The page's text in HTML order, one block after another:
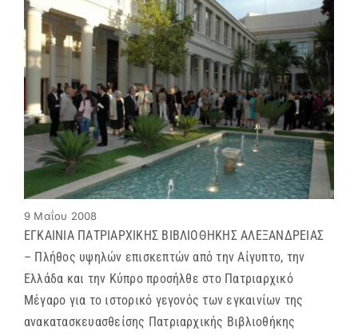
ΜΗΤΡΟΠΟΛΕΙΣ & ΕΠΙΣΚΟΠΕΣ
MEDIA
ΕΝΗΜΕΡΩΣΗ
ΣΥΝΔΕΣΕΙΣ
9 Μαΐου 2008
ΕΓΚΑΙΝΙΑ ΠΑΤΡΙΑΡΧΙΚΗΣ ΒΙΒΛΙΟΘΗΚΗΣ ΑΛΕΞΑΝΔΡΕΙΑΣ
– Πλήθος υψηλών επισκεπτών από την Αίγυπτο, την
Ελλάδα και την Κύπρο προσήλθε στο Πατριαρχικό
Μέγαρο για το ιστορικό γεγονός των εγκαινίων της
ανακατασκευασθείσης Πατριαρχικής Βιβλιοθήκης